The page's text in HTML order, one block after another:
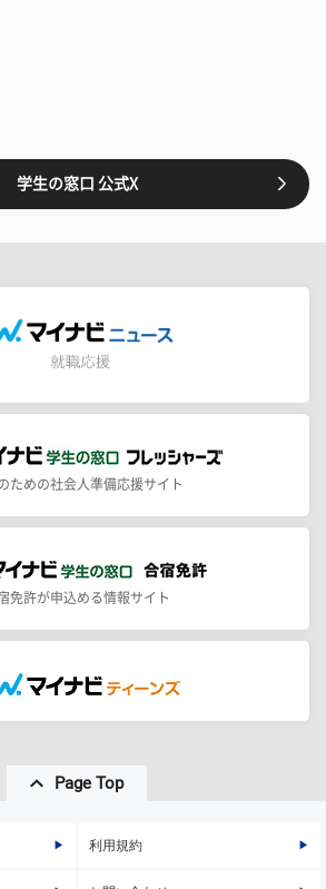
学生の窓口 公式X
ための社会人準備応援サイト
免許が申込める情報サイト
Page Top
利用規約